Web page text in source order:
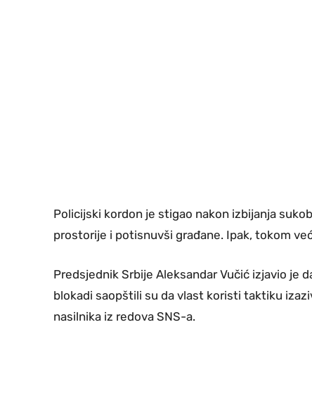
Policijski kordon je stigao nakon izbijanja
prostorije i potisnuvši građane. Ipak, tokom
Predsjednik Srbije Aleksandar Vučić izjavio je
blokadi saopštili su da vlast koristi taktiku
nasilnika iz redova SNS-a.